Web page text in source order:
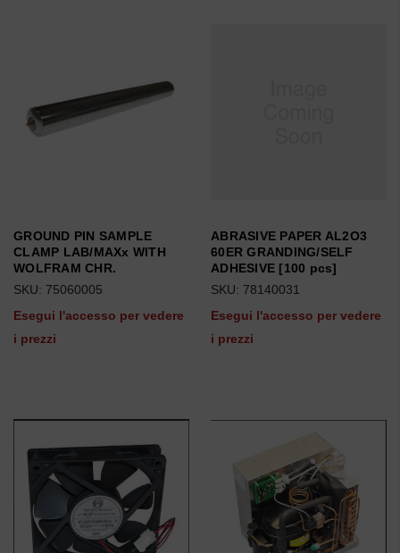
GROUND PIN SAMPLE
CLAMP LAB/MAXx WITH
WOLFRAM CHR.
SKU: 75060005
Esegui l'accesso per vedere
i prezzi
ABRASIVE PAPER AL2O3
60ER GRANDING/SELF
ADHESIVE [100 pcs]
SKU: 78140031
Esegui l'accesso per vedere
i prezzi